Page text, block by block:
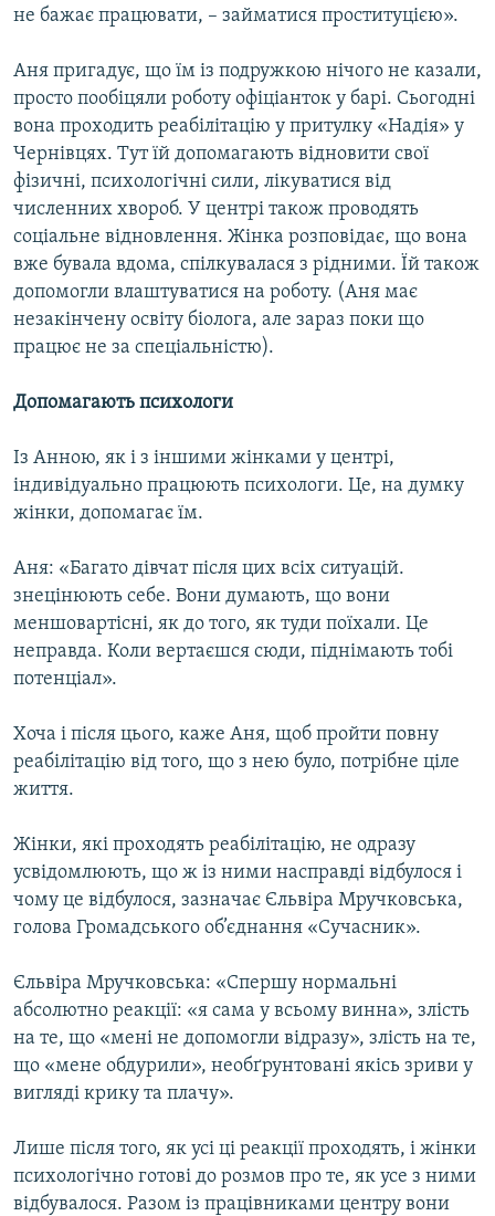
УКР
КТАТ
Усі сайти RFE/RL
не бажає працювати, – займатися проституцією».
Аня пригадує, що їм із подружкою нічого не казали,
просто пообіцяли роботу офіціанток у барі. Сьогодні
вона проходить реабілітацію у притулку «Надія» у
Чернівцях. Тут їй допомагають відновити свої
фізичні, психологічні сили, лікуватися від
численних хвороб. У центрі також проводять
соціальне відновлення. Жінка розповідає, що вона
вже бувала вдома, спілкувалася з рідними. Їй також
допомогли влаштуватися на роботу. (Аня має
незакінчену освіту біолога, але зараз поки що
працює не за спеціальністю).
Допомагають психологи
Із Анною, як і з іншими жінками у центрі,
індивідуально працюють психологи. Це, на думку
жінки, допомагає їм.
Аня: «Багато дівчат після цих всіх ситуацій.
знецінюють себе. Вони думають, що вони
меншовартісні, як до того, як туди поїхали. Це
неправда. Коли вертаєшся сюди, піднімають тобі
потенціал».
Хоча і після цього, каже Аня, щоб пройти повну
реабілітацію від того, що з нею було, потрібне ціле
життя.
Жінки, які проходять реабілітацію, не одразу
усвідомлюють, що ж із ними насправді відбулося і
чому це відбулося, зазначає Єльвіра Мручковська,
голова Громадського об’єднання «Сучасник».
Єльвіра Мручковська: «Спершу нормальні
абсолютно реакції: «я сама у всьому винна», злість
на те, що «мені не допомогли відразу», злість на те,
що «мене обдурили», необґрунтовані якісь зриви у
вигляді крику та плачу».
Лише після того, як усі ці реакції проходять, і жінки
психологічно готові до розмов про те, як усе з ними
відбувалося. Разом із працівниками центру вони